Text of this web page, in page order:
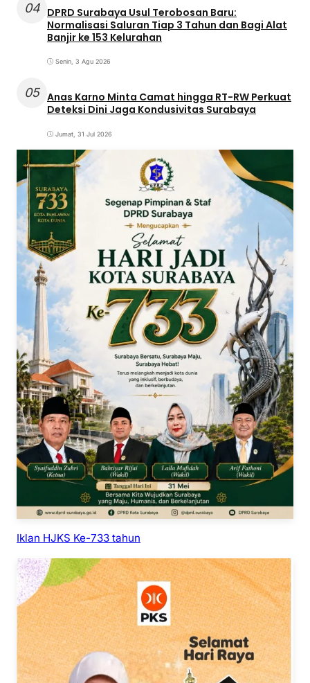
04 DPRD Surabaya Usul Terobosan Baru:
Normalisasi Saluran Tiap 3 Tahun dan Bagi Alat
Banjir ke 153 Kelurahan
Senin, 3 Agu 2026
05 Anas Karno Minta Camat hingga RT-RW Perkuat
Deteksi Dini Jaga Kondusivitas Surabaya
Jumat, 31 Jul 2026
Iklan HJKS Ke-733 tahun